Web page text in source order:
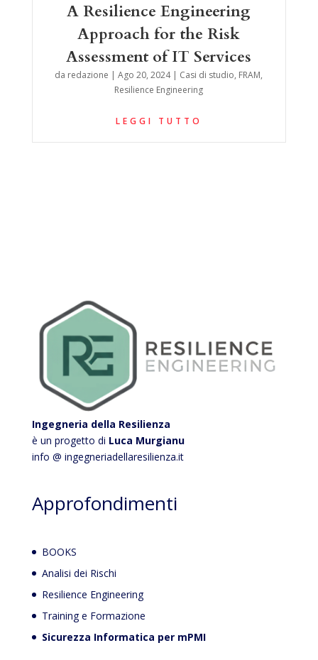
A Resilience Engineering
Approach for the Risk
Assessment of IT Services
da redazione |Ago 20, 2024| Casi di studio, FRAM,
Resilience Engineering
LEGGI TUTTO
Ingegneria della Resilienza
è un progetto di Luca Murgianu
info @ ingegneriadellaresilienza.it
Approfondimenti
BOOKS
Analisi dei Rischi
Resilience Engineering
Training e Formazione
Sicurezza Informatica per mPMI